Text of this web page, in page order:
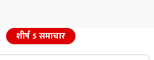
शीर्ष 5 समाचार